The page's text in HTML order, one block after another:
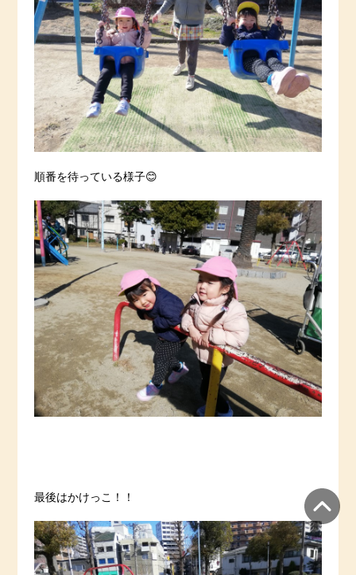
順番を待っている様子😊
最後はかけっこ！！